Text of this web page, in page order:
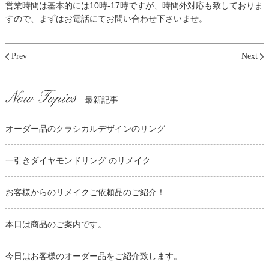
営業時間は基本的には10時-17時ですが、時間外対応も致しておりま
すので、まずはお電話にてお問い合わせ下さいませ。
Prev Next
最新記事
オーダー品のクラシカルデザインのリング
一引きダイヤモンドリング のリメイク
お客様からのリメイクご依頼品のご紹介！
本日は商品のご案内です。
今日はお客様のオーダー品をご紹介致します。